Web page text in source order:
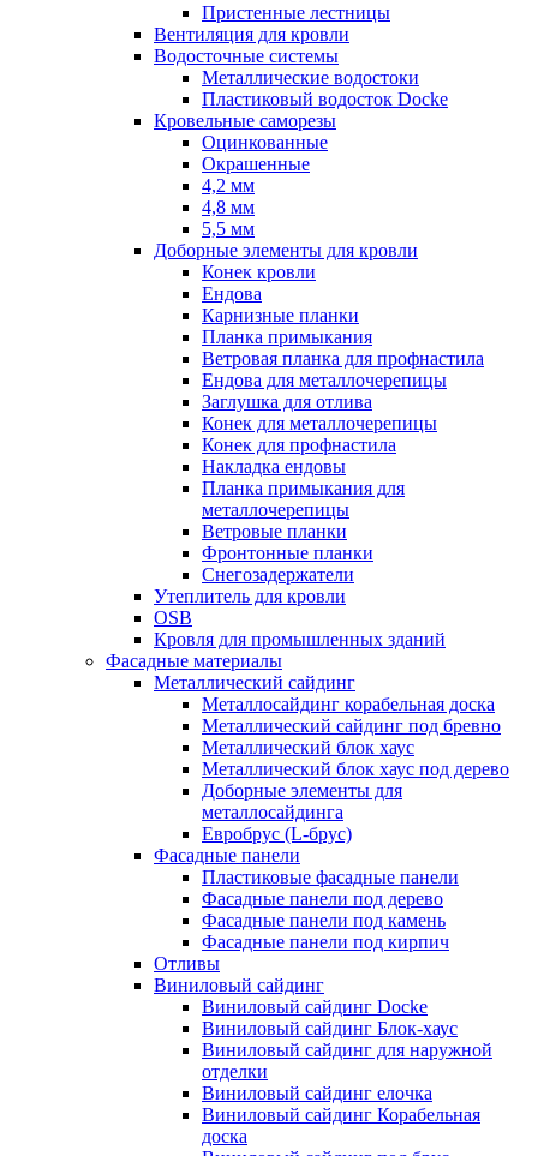
Пристенные лестницы
Вентиляция для кровли
Водосточные системы
Металлические водостоки
Пластиковый водосток Docke
Кровельные саморезы
Оцинкованные
Окрашенные
4,2 мм
4,8 мм
5,5 мм
Доборные элементы для кровли
Конек кровли
Ендова
Карнизные планки
Планка примыкания
Ветровая планка для профнастила
Ендова для металлочерепицы
Заглушка для отлива
Конек для металлочерепицы
Конек для профнастила
Накладка ендовы
Планка примыкания для
металлочерепицы
Ветровые планки
Фронтонные планки
Снегозадержатели
Утеплитель для кровли
OSB
Кровля для промышленных зданий
Фасадные материалы
Металлический сайдинг
Металлосайдинг корабельная доска
Металлический сайдинг под бревно
Металлический блок хаус
Металлический блок хаус под дерево
Доборные элементы для
металлосайдинга
Евробрус (L-брус)
Фасадные панели
Пластиковые фасадные панели
Фасадные панели под дерево
Фасадные панели под камень
Фасадные панели под кирпич
Отливы
Виниловый сайдинг
Виниловый сайдинг Docke
Виниловый сайдинг Блок-хаус
Виниловый сайдинг для наружной
отделки
Виниловый сайдинг елочка
Виниловый сайдинг Корабельная
доска